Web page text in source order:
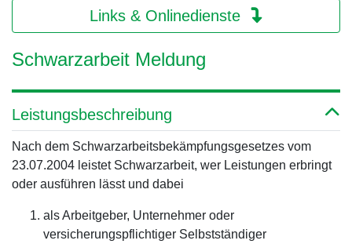
Links & Onlinedienste
Schwarzarbeit Meldung
Leistungsbeschreibung
Nach dem Schwarzarbeitsbekämpfungsgesetzes vom
23.07.2004 leistet Schwarzarbeit, wer Leistungen erbringt
oder ausführen lässt und dabei
als Arbeitgeber, Unternehmer oder
versicherungspflichtiger Selbstständiger